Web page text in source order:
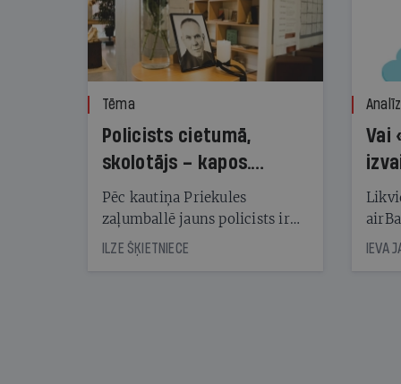
Tēma
Policists cietumā,
skolotājs – kapos.
Reibuma cena Priekulē
Pēc kautiņa Priekules
zaļumballē jauns policists ir
nonācis cietumā, bet
cienījams pedagogs — kapos.
ILZE ŠĶIETNIECE
Vai
kas
IEVA